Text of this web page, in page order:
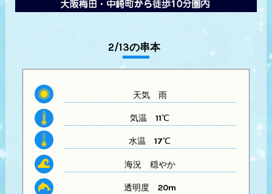
2/13の串本
天気雨
気温 11℃
水温 17℃
海況 穏やか
透明度20m